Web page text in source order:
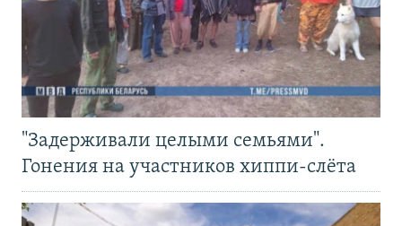
"Задерживали целыми семьями".
Гонения на участников хиппи-слёта